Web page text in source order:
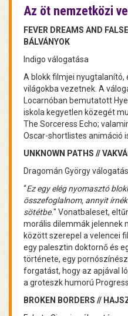
Az öt nemzetközi
FEVER DREAMS AND
BÁLVÁNYOK
Indigo válogatása
A blokk filmjei nyugtalanító,
világokba vezetnek. A
Locarnóban bemutatott
iskola kegyetlen közegét
The Sorceress Echo;
Oscar-shortlistes animáció
UNKNOWN PATHS //
Dragomán György
“Ez egy elég nyomasztó
összefoglalnom, annyit
sötétbe." Vonatbaleset,
morális dilemmák jelennek
között szerepel a velencei
egy palesztin doktornő és
története, egy
forgatást, hogy az apjával
a groteszk humorú
BROKEN BORDERS //